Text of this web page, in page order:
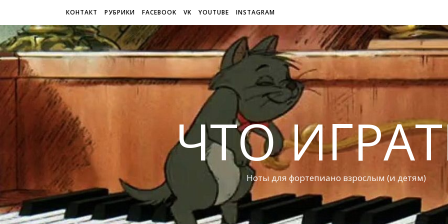
КОНТАКТ РУБРИКИ FACEBOOK VK YOUTUBE INSTAGRAM
ЧТО
Ноты для фортепиано взрослым (и детям)